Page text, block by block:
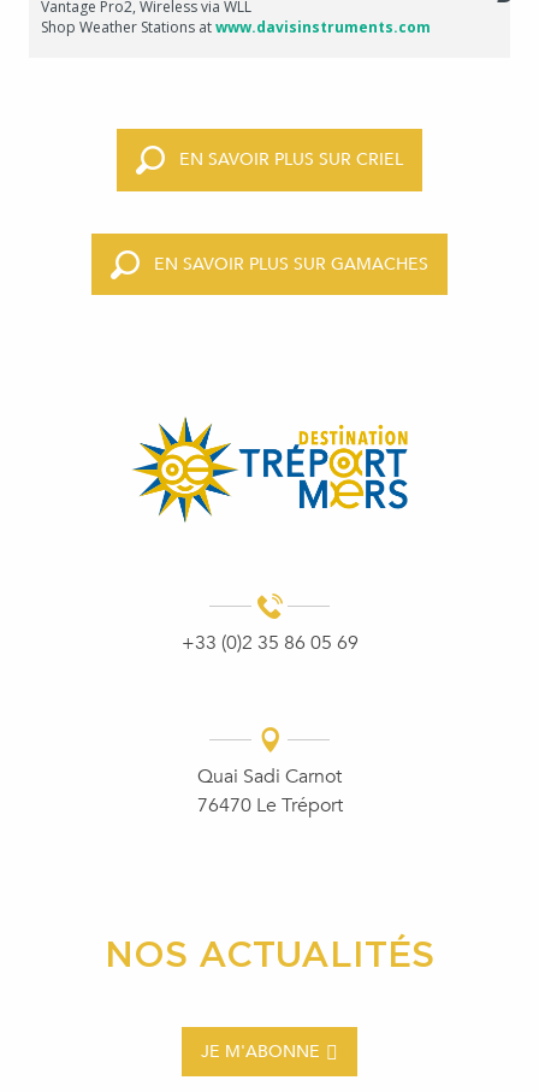
EN SAVOIR PLUS SUR CRIEL
EN SAVOIR PLUS SUR GAMACHES
+33 (0)2 35 86 05 69
Quai Sadi Carnot
76470 Le Tréport
NOS ACTUALITÉS
JE M'ABONNE